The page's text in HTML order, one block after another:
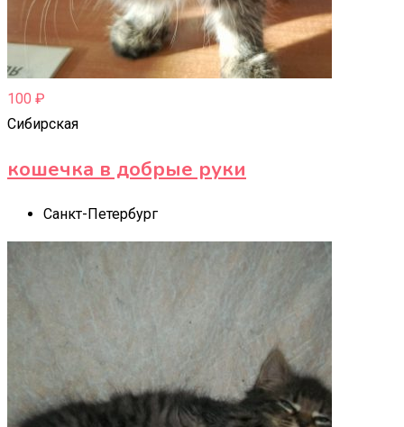
100 ₽
Сибирская
кошечка в добрые руки
Санкт-Петербург